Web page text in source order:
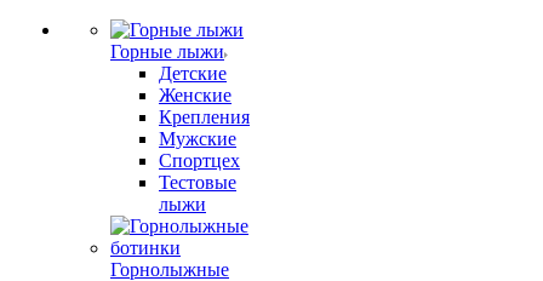
Горные лыжи
Детские
Женские
Крепления
Мужские
Спортцех
Тестовые
лыжи
Горнолыжные